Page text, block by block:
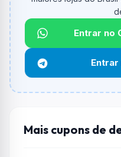
Não informado ou sem
Funciona em qualquer
Não necessariamente.
e alguns vendedores
não aceitar cupons.
Entrar no
Mais cupons de